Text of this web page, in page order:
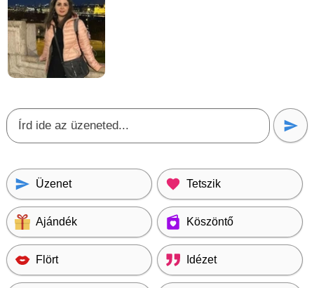
Üzenet Tetszik
Ajándék Köszöntő
Flört Idézet